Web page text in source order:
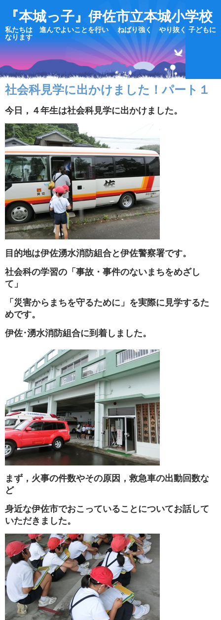
『本城っ子』伊佐市立本城小学校
私たちは 進んでよいことを行い ねばり強く やり抜く 子どもに
なります
社会科見学に出かけました！パート１
今日，４年生は社会科見学に出かけました。
目的地は伊佐湧水消防組合と伊佐警察署です。
社会科の学習の「事故・事件のないまちをめざし
て」
「災害からまちを守るために」を実際に見学するた
めです。
伊佐･湧水消防組合に到着しました。
まず，火事の件数やその原因，救急車の出動回数な
ど
身近な伊佐市でおこっていることについてお話して
いただきました。